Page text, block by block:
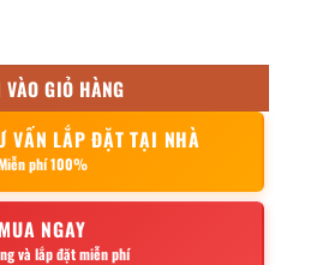
số lượng
VÀO GIỎ HÀNG
VẤN LẮP ĐẶT TẠI NHÀ
phí 100%
MUA NGAY
và lắp đặt miễn phí